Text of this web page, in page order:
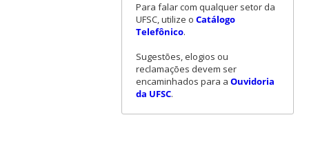
Para falar com qualquer setor da
UFSC, utilize o Catálogo
Telefônico.
Sugestões, elogios ou
reclamações devem ser
encaminhados para a Ouvidoria
da UFSC.